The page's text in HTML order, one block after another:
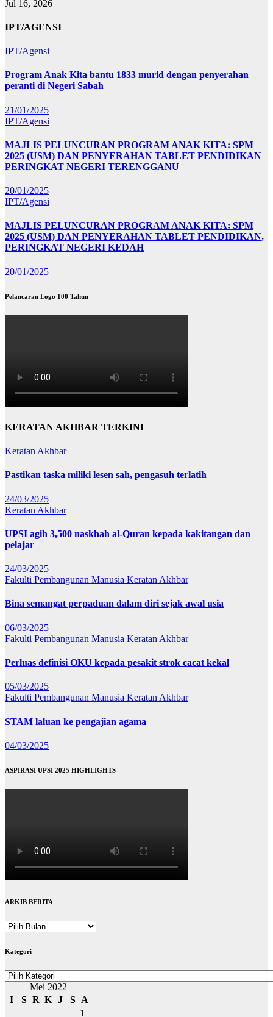
Jul 16, 2026
IPT/AGENSI
IPT/Agensi
Program Anak Kita bantu 1833 murid dengan penyerahan
peranti di Negeri Sabah
21/01/2025
IPT/Agensi
MAJLIS PELUNCURAN PROGRAM ANAK KITA: SPM
2025 (USM) DAN PENYERAHAN TABLET PENDIDIKAN
PERINGKAT NEGERI TERENGGANU
20/01/2025
IPT/Agensi
MAJLIS PELUNCURAN PROGRAM ANAK KITA: SPM
2025 (USM) DAN PENYERAHAN TABLET PENDIDIKAN,
PERINGKAT NEGERI KEDAH
20/01/2025
Pelancaran Logo 100 Tahun
KERATAN AKHBAR TERKINI
Keratan Akhbar
Pastikan taska miliki lesen sah, pengasuh terlatih
24/03/2025
Keratan Akhbar
UPSI agih 3,500 naskhah al-Quran kepada kakitangan dan
pelajar
24/03/2025
Fakulti Pembangunan Manusia Keratan Akhbar
Bina semangat perpaduan dalam diri sejak awal usia
06/03/2025
Fakulti Pembangunan Manusia Keratan Akhbar
Perluas definisi OKU kepada pesakit strok cacat kekal
05/03/2025
Fakulti Pembangunan Manusia Keratan Akhbar
STAM laluan ke pengajian agama
04/03/2025
ASPIRASI UPSI 2025 HIGHLIGHTS
ARKIB BERITA
ARKIB
Kategori
Kategori
Mei 2022
I
S R K J S
A
1